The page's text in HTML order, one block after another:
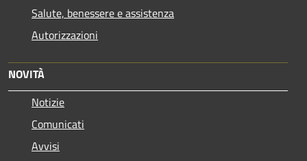
Salute, benessere e assistenza
Autorizzazioni
NOVITÀ
Notizie
Comunicati
Avvisi